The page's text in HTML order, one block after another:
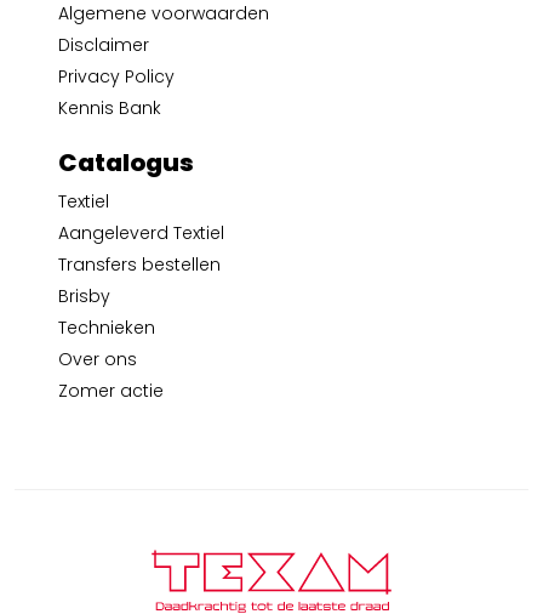
Algemene voorwaarden
Disclaimer
Privacy Policy
Kennis Bank
Catalogus
Textiel
Aangeleverd Textiel
Transfers bestellen
Brisby
Technieken
Over ons
Zomer actie